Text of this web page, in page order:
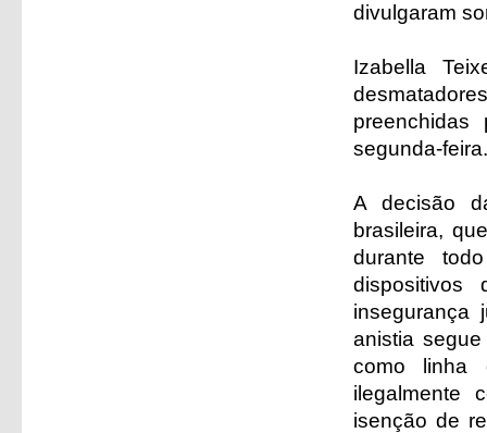
divulgaram
Izabella
segunda-feira.
A decisão
brasileira,
durante
insegurança
anistia
como linha
ilegalmente
isenção de